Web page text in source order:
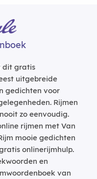
dit gratis
uitgebreide
gedichten voor
Rijmen
zo eenvoudig.
rijmen met Van
mooie gedichten
onlinerijmhulp.
en
van